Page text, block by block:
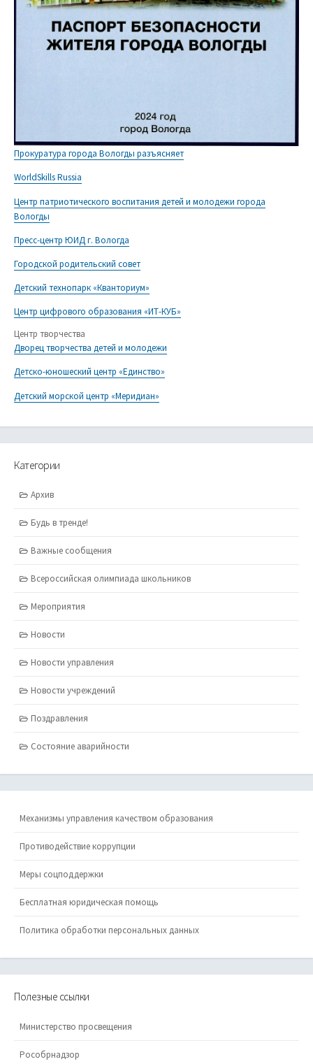
Прокуратура города Вологды разъясняет
WorldSkills Russia
Центр патриотического воспитания детей и молодежи города
Вологды
Пресс-центр ЮИД г. Вологда
Городской родительский совет
Детский технопарк «Кванториум»
Центр цифрового образования «ИТ-КУБ»
Центр творчества
Дворец творчества детей и молодежи
Детско-юношеский центр «Единство»
Детский морской центр «Меридиан»
Категории
Архив
Будь в тренде!
Важные сообщения
Всероссийская олимпиада школьников
Мероприятия
Новости
Новости управления
Новости учреждений
Поздравления
Состояние аварийности
Механизмы управления качеством образования
Противодействие коррупции
Меры соцподдержки
Бесплатная юридическая помощь
Политика обработки персональных данных
Полезные ссылки
Министерство просвещения
Рособрнадзор